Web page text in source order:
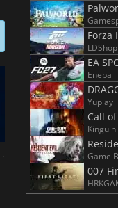
Forza
LDShop
EA
Eneba
Yuplay
Call
Kinguin
Game
007